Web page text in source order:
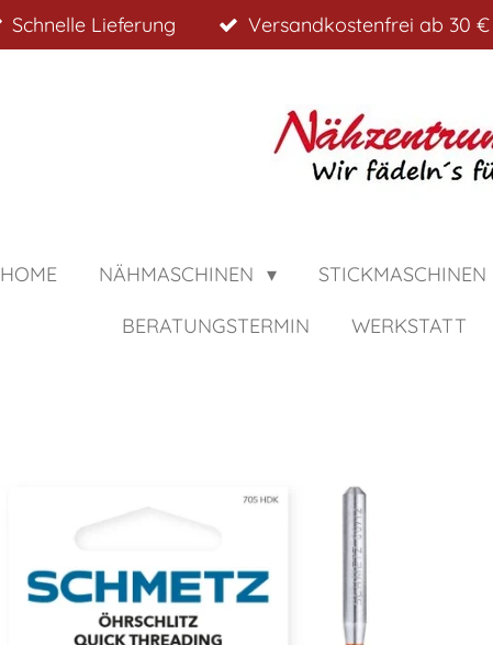
Schnelle Lieferung Versandkostenfrei ab 30 €
HOME NÄHMASCHINEN STICKMASCHINEN
BERATUNGSTERMIN WERKSTATT